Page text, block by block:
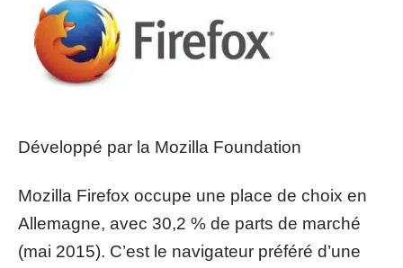
Développé par la Mozilla Foundation
Mozilla Firefox occupe une place de choix en
Allemagne, avec 30,2 % de parts de marché
(mai 2015). C’est le navigateur préféré d’une